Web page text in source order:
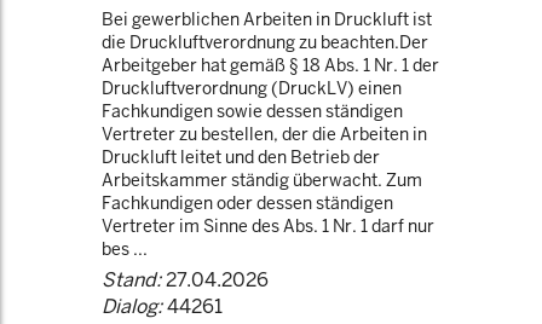
Bei gewerblichen Arbeiten in Druckluft ist
die Druckluftverordnung zu beachten.Der
Arbeitgeber hat gemäß § 18 Abs. 1 Nr. 1 der
Druckluftverordnung (DruckLV) einen
Fachkundigen sowie dessen ständigen
Vertreter zu bestellen, der die Arbeiten in
Druckluft leitet und den Betrieb der
Arbeitskammer ständig überwacht. Zum
Fachkundigen oder dessen ständigen
Vertreter im Sinne des Abs. 1 Nr. 1 darf nur
bes ...
Stand:27.04.2026
Dialog:44261